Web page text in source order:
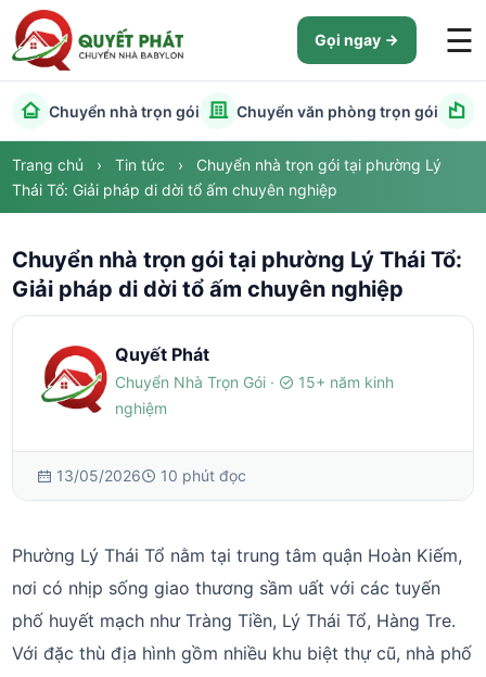
Gọi ngay ☰
Chuyển nhà trọn gói Chuyển văn phòng trọn gói
Trang chủ › Tin tức ›
Chuyển nhà trọn gói tại phường Lý
Thái Tổ: Giải pháp di dời tổ ấm chuyên nghiệp
Chuyển nhà trọn gói tại phường Lý Thái Tổ:
Giải pháp di dời tổ ấm chuyên nghiệp
Quyết Phát
Chuyển Nhà Trọn Gói ·
15+ năm kinh
nghiệm
13/05/2026 10 phút đọc
Phường Lý Thái Tổ nằm tại trung tâm quận Hoàn Kiếm,
nơi có nhịp sống giao thương sầm uất với các tuyến
phố huyết mạch như Tràng Tiền, Lý Thái Tổ, Hàng Tre.
Với đặc thù địa hình gồm nhiều khu biệt thự cũ, nhà phố